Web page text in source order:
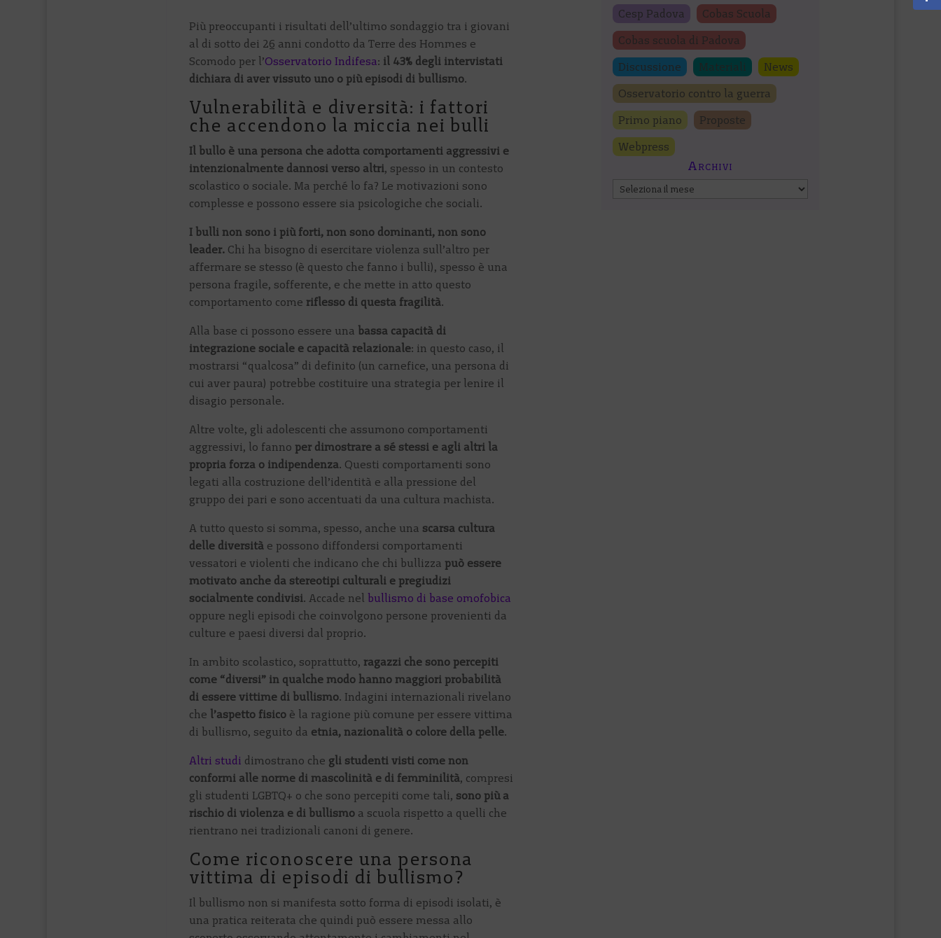
Più preoccupanti i risultati dell’ultimo sondaggio tra i giovani
al di sotto dei 26 anni condotto da Terre des Hommes e
Scomodo per l’Osservatorio Indifesa: il 43% degli intervistati
dichiara di aver vissuto uno o più episodi di bullismo.
Vulnerabilità e diversità: i fattori
che accendono la miccia nei bulli
Il bullo è una persona che adotta comportamenti aggressivi e
intenzionalmente dannosi verso altri, spesso in un contesto
scolastico o sociale. Ma perché lo fa? Le motivazioni sono
complesse e possono essere sia psicologiche che sociali.
I bulli non sono i più forti, non sono dominanti, non sono
leader.Chi ha bisogno di esercitare violenza sull’altro per
affermare se stesso (è questo che fanno i bulli), spesso è una
persona fragile, sofferente, e che mette in atto questo
comportamento come riflesso di questa fragilità.
Alla base ci possono essere una bassa capacità di
integrazione sociale e capacità relazionale: in questo caso, il
mostrarsi “qualcosa” di definito (un carnefice, una persona di
cui aver paura) potrebbe costituire una strategia per lenire il
disagio personale.
Altre volte, gli adolescenti che assumono comportamenti
aggressivi, lo fanno per dimostrare a sé stessi e agli altri la
propria forza o indipendenza. Questi comportamenti sono
legati alla costruzione dell’identità e alla pressione del
gruppo dei pari e sono accentuati da una cultura machista.
A tutto questo si somma, spesso, anche una scarsa cultura
delle diversità e possono diffondersi comportamenti
vessatori e violenti che indicano che chi bullizza può essere
motivato anche da stereotipi culturali e pregiudizi
socialmente condivisi. Accade nel bullismo di base omofobica
oppure negli episodi che coinvolgono persone provenienti da
culture e paesi diversi dal proprio.
In ambito scolastico, soprattutto, ragazzi che sono percepiti
come “diversi” in qualche modo hanno maggiori probabilità
di essere vittime di bullismo. Indagini internazionali rivelano
che l’aspetto fisicoè la ragione più comune per essere vittima
di bullismo, seguito da etnia, nazionalità o colore della pelle.
Altri studi dimostrano che gli studenti visti come non
conformi alle norme di mascolinità e di femminilità, compresi
gli studenti LGBTQ+ o che sono percepiti come tali, sono più a
rischio di violenza e di bullismoa scuola rispetto a quelli che
rientrano nei tradizionali canoni di genere.
Come riconoscere una persona
vittima di episodi di bullismo?
Il bullismo non si manifesta sotto forma di episodi isolati, è
una pratica reiterata che quindi può essere messa allo
Cesp Padova
Cobas Scuola
Cobas scuola di Padova
Discussione
Materiali
News
Osservatorio contro la guerra
Primo piano
Proposte
Webpress
Archivi
Archivi